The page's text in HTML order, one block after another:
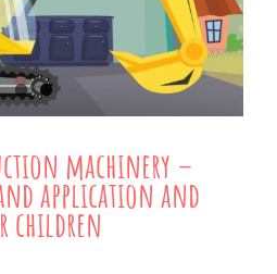
machinery –
application and
children